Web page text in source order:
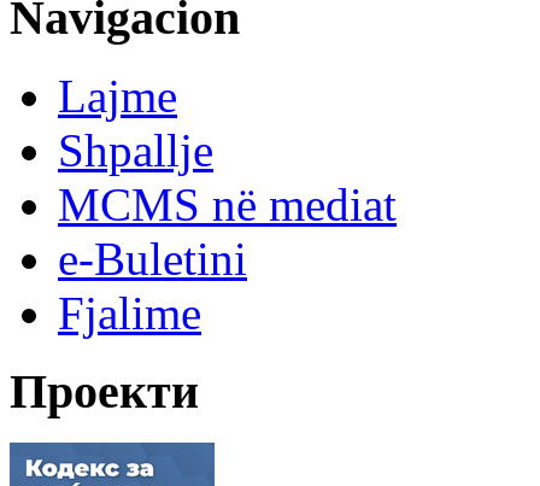
Navigacion
Lajme
Shpallje
MCMS në mediat
e-Buletini
Fjalime
Проекти